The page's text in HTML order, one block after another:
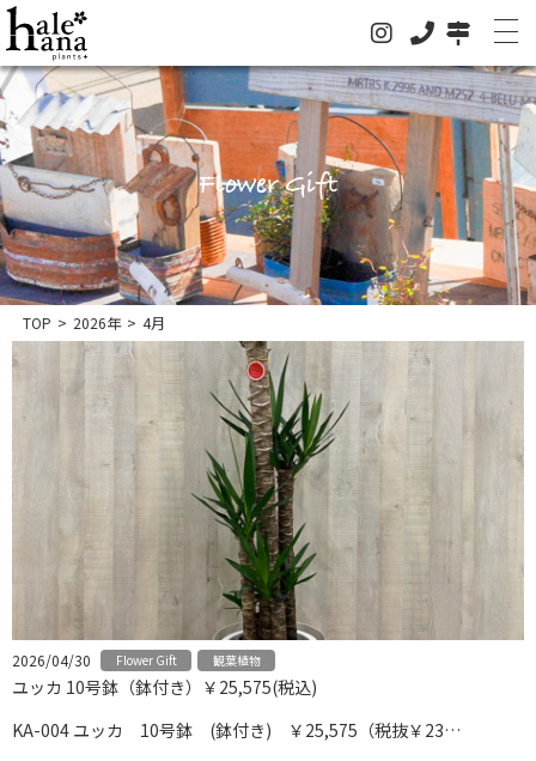
ホーム
オンラインストア
法人の方はこちらへ
お知らせ
グリーン
ドライフラワー
ハレハナについて
お問い合わせ
instagram
Flower Gift
TOP > 2026年 > 4月
2026/04/30 Flower Gift 観葉植物
ユッカ 10号鉢（鉢付き）￥25,575(税込)
KA-004 ユッカ 10号鉢 (鉢付き) ￥25,575（税抜￥23…